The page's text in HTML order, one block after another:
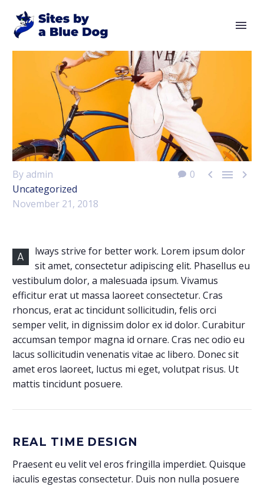
0   
By admin
Uncategorized
November 21, 2018
A
lways strive for better work. Lorem ipsum dolor
sit amet, consectetur adipiscing elit. Phasellus eu
vestibulum dolor, a malesuada ipsum. Vivamus
efficitur erat ut massa laoreet consectetur. Cras
rhoncus, erat ac tincidunt sollicitudin, felis orci
semper velit, in dignissim dolor ex id dolor. Curabitur
accumsan tempor magna id ornare. Cras nec odio eu
lacus sollicitudin venenatis vitae ac libero. Donec sit
amet eros laoreet, luctus mi eget, volutpat risus. Ut
mattis tincidunt posuere.
REAL TIME DESIGN
Praesent eu velit vel eros fringilla imperdiet. Quisque
iaculis egestas consectetur. Duis non nulla posuere